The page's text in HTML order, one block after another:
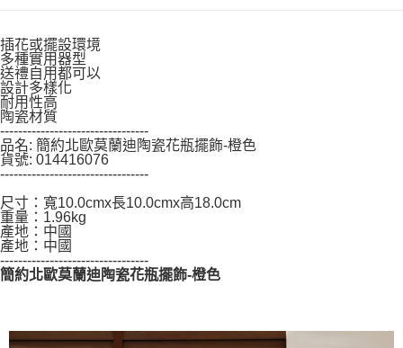
請求用戶進行身份認證。
５．嚴禁一人註冊多個帳號或使用他人資訊註冊。若發現惡意使用之情形，
恩沛科技股份有限公司將有權停止該用戶之使用額度並採取法律行動。
插花或擺設環境
多種實用器型
送禮自用都可以
設計多樣化
耐用性高
陶瓷材質
---------------------------------
品名: 簡約北歐莫蘭迪陶瓷花瓶擺飾-橙色
貨號: 014416076
---------------------------------
尺寸：寬10.0cmx長10.0cmx高18.0cm
重量：1.96kg
產地：中國
產地：中國
---------------------------------
簡約北歐莫蘭迪陶瓷花瓶擺飾-橙色